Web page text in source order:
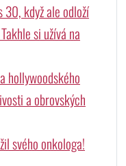
když ale odloží
si užívá na
hollywoodského
a obrovských
svého onkologa!